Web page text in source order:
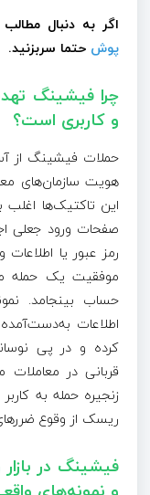
اگر به دنبال
پوش حتما سربزنید.
چرا فیشینگ
و کاربری است؟
حملات فیشینگ از
هویت سازمان‌های
این تاکتیک‌ها اغلب
صفحات ورود جعلی
رمز عبور یا
موفقیت یک حمله
حساب بینجامد.
اطلاعات
کرده و در پی
قربانی در
زنجیره حمله به
ریسک از وقوع
فیشینگ در